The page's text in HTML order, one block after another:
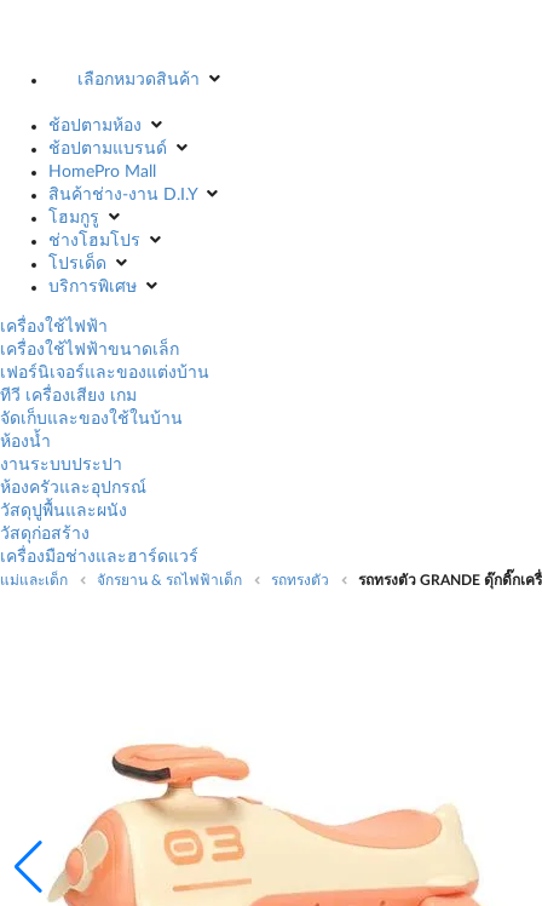
เลือกหมวดสินค้า
ช้อปตามห้อง
ช้อปตามแบรนด์
HomePro Mall
สินค้าช่าง-งาน D.I.Y
โฮมกูรู
ช่างโฮมโปร
โปรเด็ด
บริการพิเศษ
เครื่องใช้ไฟฟ้า
เครื่องใช้ไฟฟ้าขนาดเล็ก
เฟอร์นิเจอร์และของแต่งบ้าน
ทีวี เครื่องเสียง เกม
จัดเก็บและของใช้ในบ้าน
ห้องน้ำ
งานระบบประปา
ห้องครัวและอุปกรณ์
วัสดุปูพื้นและผนัง
วัสดุก่อสร้าง
เครื่องมือช่างและฮาร์ดแวร์
แม่และเด็ก จักรยาน & รถไฟฟ้าเด็ก รถทรงตัว รถทรงตัว GRANDE ดุ๊กดิ๊กเค